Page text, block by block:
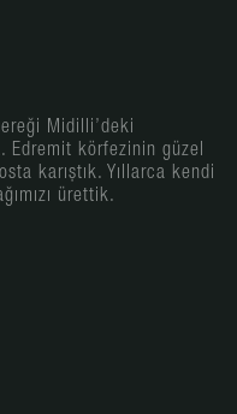
Midilli’deki
Edremit körfezinin güzel
karıştık. Yıllarca kendi
ürettik.